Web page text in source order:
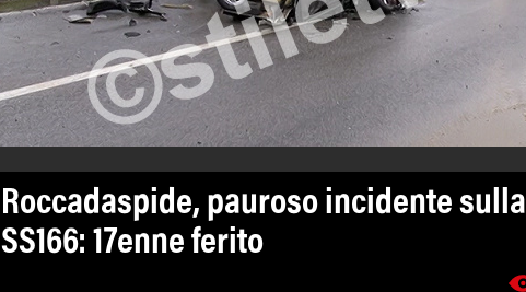
Roccadaspide, pauroso incidente sulla
SS166: 17enne ferito